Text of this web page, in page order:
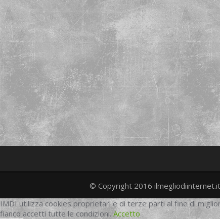
© Copyright 2016
IMDI utilizza cookies proprietari e di terze parti al fine di
fianco accetti tutte le condizioni. Accetto